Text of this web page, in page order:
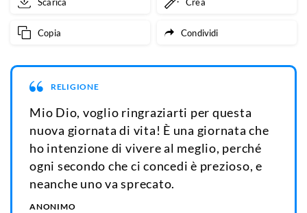
Copia Condividi
RELIGIONE
Mio Dio, voglio ringraziarti per questa
nuova giornata di vita! È una giornata che
ho intenzione di vivere al meglio, perché
ogni secondo che ci concedi è prezioso, e
neanche uno va sprecato.
ANONIMO